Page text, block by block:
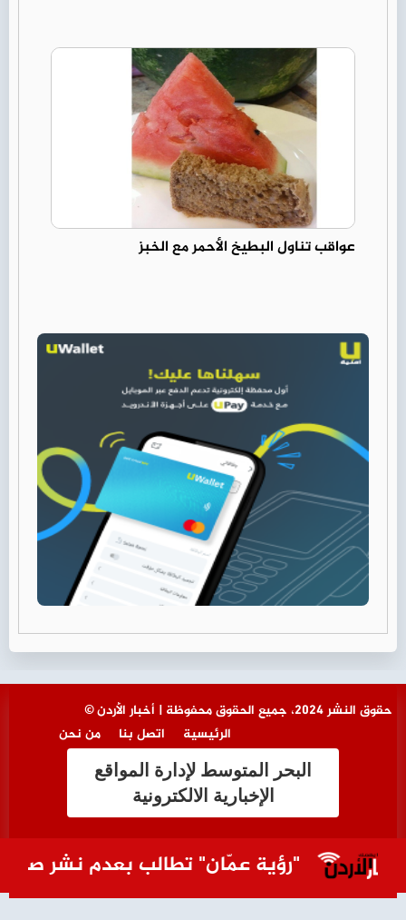
عواقب تناول البطيخ الأحمر مع الخبز
"رؤية عمّان" تطالب بعدم نشر صور
© حقوق النشر 2024، جميع الحقوق محفوظة | أخبار الأردن
من نحن
اتصل بنا الرئيسية
البحر المتوسط لإدارة المواقع
الإخبارية الالكترونية